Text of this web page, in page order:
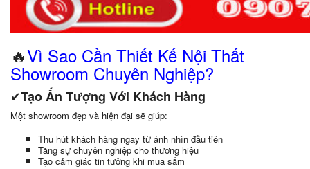
🔥Vì Sao Cần Thiết Kế Nội Thất
Showroom Chuyên Nghiệp?
✔Tạo Ấn Tượng Với Khách Hàng
Một showroom đẹp và hiện đại sẽ giúp:
Thu hút khách hàng ngay từ ánh nhìn đầu tiên
Tăng sự chuyên nghiệp cho thương hiệu
Tạo cảm giác tin tưởng khi mua sắm